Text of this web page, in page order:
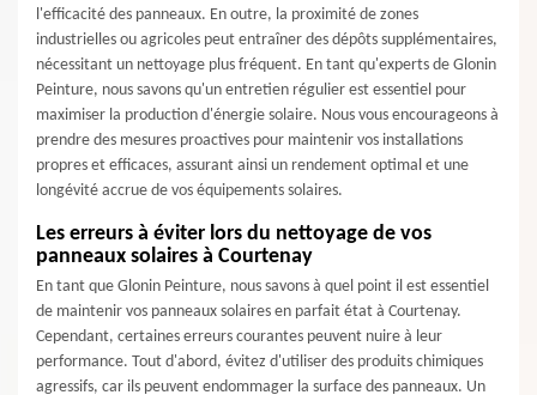
l'efficacité des panneaux. En outre, la proximité de zones
industrielles ou agricoles peut entraîner des dépôts supplémentaires,
nécessitant un nettoyage plus fréquent. En tant qu'experts de Glonin
Peinture, nous savons qu'un entretien régulier est essentiel pour
maximiser la production d'énergie solaire. Nous vous encourageons à
prendre des mesures proactives pour maintenir vos installations
propres et efficaces, assurant ainsi un rendement optimal et une
longévité accrue de vos équipements solaires.
Les erreurs à éviter lors du nettoyage de vos
panneaux solaires à Courtenay
En tant que Glonin Peinture, nous savons à quel point il est essentiel
de maintenir vos panneaux solaires en parfait état à Courtenay.
Cependant, certaines erreurs courantes peuvent nuire à leur
performance. Tout d'abord, évitez d'utiliser des produits chimiques
agressifs, car ils peuvent endommager la surface des panneaux. Un